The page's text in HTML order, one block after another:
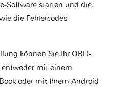
Software starten und die
die Fehlercodes
können Sie Ihr OBD-
entweder mit einem
oder mit Ihrem Android-